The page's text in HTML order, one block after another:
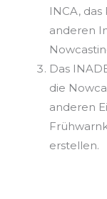
INCA,
anderen
Das
die
anderen
erstellen.